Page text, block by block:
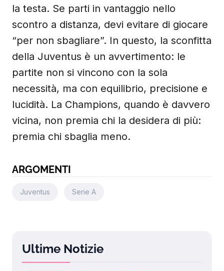
la testa. Se parti in vantaggio nello
scontro a distanza, devi evitare di giocare
“per non sbagliare”. In questo, la sconfitta
della Juventus è un avvertimento: le
partite non si vincono con la sola
necessità, ma con equilibrio, precisione e
lucidità. La Champions, quando è davvero
vicina, non premia chi la desidera di più:
premia chi sbaglia meno.
ARGOMENTI
Juventus Serie A
Ultime Notizie